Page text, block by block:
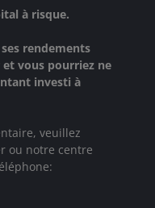
à risque.
rendements
vous pourriez ne
investi à
veuillez
ou notre centre